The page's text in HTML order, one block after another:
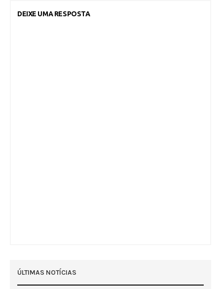
DEIXE UMA RESPOSTA
ÚLTIMAS NOTÍCIAS